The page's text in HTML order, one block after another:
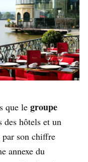
que le groupe
des hôtels et un
son chiffre
annexe du